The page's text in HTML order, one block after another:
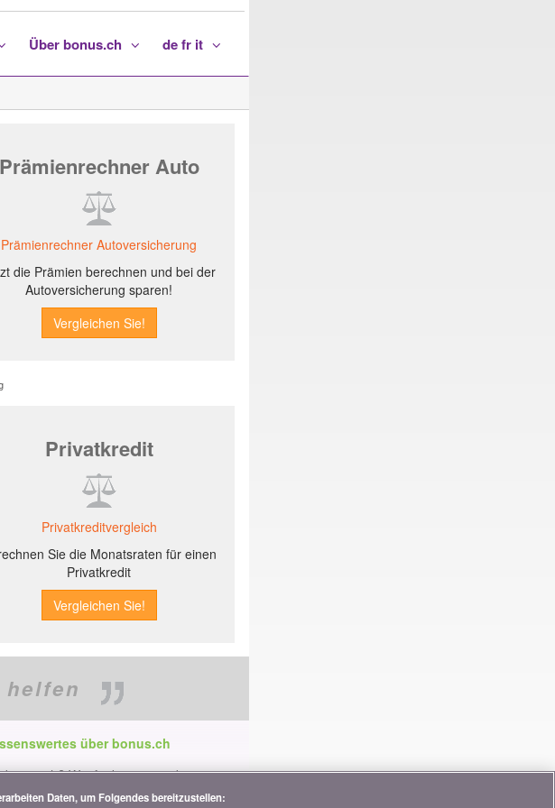
Über bonus.ch de fr it
Prämienrechner Auto
Prämienrechner Autoversicherung
die Prämien berechnen und bei der
Autoversicherung sparen!
Privatkredit
Privatkreditvergleich
Sie die Monatsraten für einen
Privatkredit
über bonus.ch
bonus.ch? Wie funktionieren die
Presseanfragen, Partnerschaften,
Daten, um Folgendes bereitzustellen: